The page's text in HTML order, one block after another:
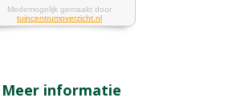
Meer informatie